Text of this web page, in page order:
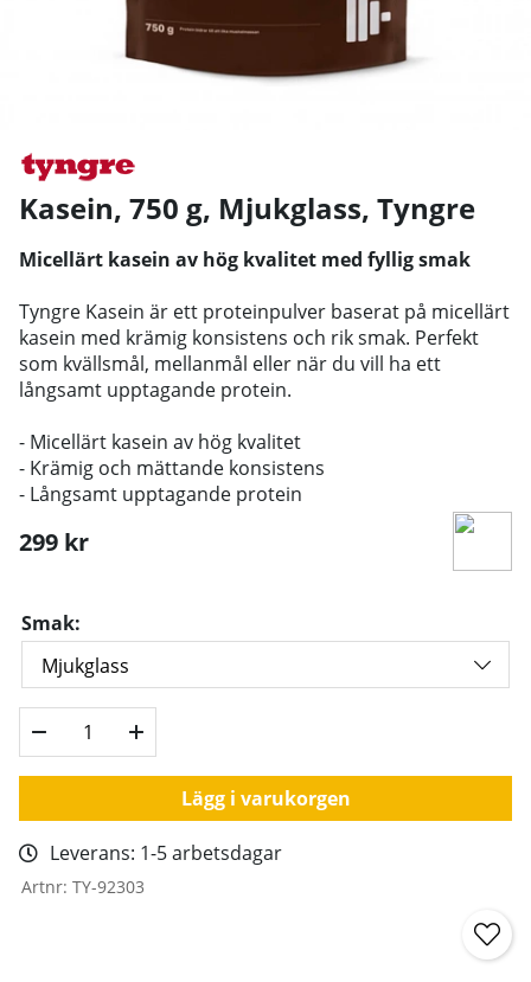
Kasein, 750 g, Mjukglass, Tyngre
Micellärt kasein av hög kvalitet med fyllig smak
Tyngre Kasein är ett proteinpulver baserat på micellärt
kasein med krämig konsistens och rik smak. Perfekt
som kvällsmål, mellanmål eller när du vill ha ett
långsamt upptagande protein.
- Micellärt kasein av hög kvalitet
- Krämig och mättande konsistens
- Långsamt upptagande protein
299 kr
Smak:
Lägg i varukorgen
Leverans: 1-5 arbetsdagar
Artnr: TY-92303